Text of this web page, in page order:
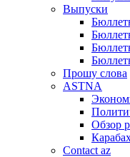
Выпуски
Прошу слова
ASTNA
Обзор
Contact az